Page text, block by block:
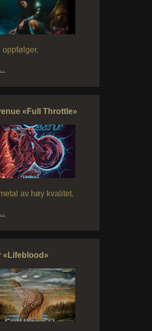
oppfølger.
«Full Throttle»
av høy kvalitet.
«Lifeblood»